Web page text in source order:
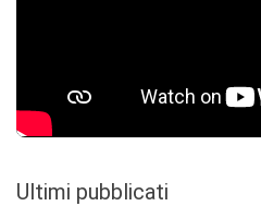
Ultimi pubblicati